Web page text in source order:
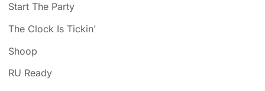
Start The Party
The Clock Is Tickin'
Shoop
RU Ready